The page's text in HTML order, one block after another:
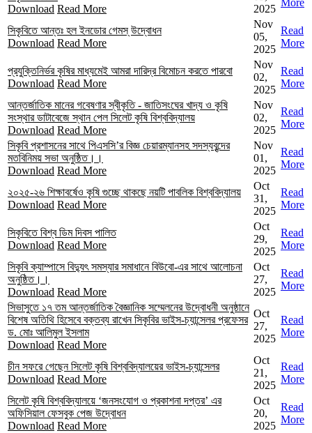
Download Read More
2025
More
সিকৃবিতে আন্তঃ হল ইনডোর গেমস্ উদ্বোধন
Download Read More
Nov
05,
2025
Read
More
প্রযুক্তিনির্ভর কৃষির মাধ্যমেই আমরা দারিদ্র বিমোচন করতে পারবো
Download Read More
Nov
02,
2025
Read
More
আন্তর্জাতিক মানের গবেষণার স্বীকৃতি - জাতিসংঘের খাদ্য ও কৃষি
সংস্থার ডাটাবেজে স্থান পেল সিলেট কৃষি বিশ্ববিদ্যালয়
Download Read More
Nov
02,
2025
Read
More
সিকৃবি প্রশাসনের সাথে পিএসসি’র বিজ্ঞ চেয়ারম্যানসহ সদস্যবৃন্দের
মতবিনিময় সভা অনুষ্ঠিত।।
Download Read More
Nov
01,
2025
Read
More
২০২৫-২৬ শিক্ষাবর্ষেও কৃষি গুচ্ছে থাকছে নয়টি পাবলিক বিশ্ববিদ্যালয়
Download Read More
Oct
31,
2025
Read
More
সিকৃবিতে বিশ্ব ডিম দিবস পালিত
Download Read More
Oct
29,
2025
Read
More
সিকৃবি ক্যাম্পাসে বিদ্যুৎ সমস্যার সমাধানে বিউবো-এর সাথে আলোচনা
অনুষ্ঠিত।।
Download Read More
Oct
27,
2025
Read
More
সিভাসুতে ১৭ তম আন্তর্জাতিক বৈজ্ঞানিক সম্মেলনের উদ্বোধনী অনুষ্ঠানে
বিশেষ অতিথি হিসেবে বক্তব্য রাখেন সিকৃবির ভাইস-চ্যান্সেলর প্রফেসর
ড. মোঃ আলিমুল ইসলাম
Download Read More
Oct
27,
2025
Read
More
চীন সফরে গেছেন সিলেট কৃষি বিশ্ববিদ্যালয়ের ভাইস-চ্যান্সেলর
Download Read More
Oct
21,
2025
Read
More
সিলেট কৃষি বিশ্ববিদ্যালয়ে ‘জনসংযোগ ও প্রকাশনা দপ্তর’ এর
অফিসিয়াল ফেসবুক পেজ উদ্বোধন
Download Read More
Oct
20,
2025
Read
More